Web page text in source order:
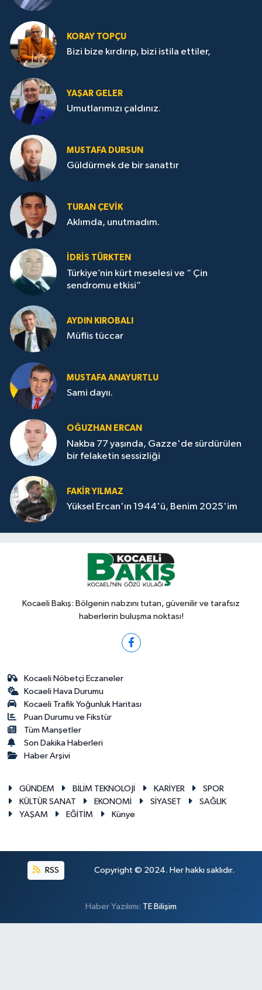
KORAY TOPÇU
Bizi bize kırdırıp, bizi istila ettiler,
YAŞAR GELER
Umutlarımızı çaldınız.
MUSTAFA DURSUN
Güldürmek de bir sanattır
TURAN ÇEVİK
Aklımda, unutmadım.
İDRİS TÜRKTEN
Türkiye’nin kürt meselesi ve “ Çin
sendromu etkisi”
AYDIN KIROBALI
Müflis tüccar
MUSTAFA ANAYURTLU
Sami dayıı.
OĞUZHAN ERCAN
Nakba 77 yaşında, Gazze'de sürdürülen
bir felaketin sessizliği
FAKİR YILMAZ
Yüksel Ercan'ın 1944'ü, Benim 2025'im
Kocaeli Bakış: Bölgenin nabzını tutan, güvenilir ve tarafsız
haberlerin buluşma noktası!
Kocaeli Nöbetçi Eczaneler
Kocaeli Hava Durumu
Kocaeli Trafik Yoğunluk Haritası
Puan Durumu ve Fikstür
Tüm Manşetler
Son Dakika Haberleri
Haber Arşivi
GÜNDEM BİLİM TEKNOLOJİ KARİYER
SPOR
KÜLTÜR SANAT
EKONOMİ SİYASET
SAĞLIK
YAŞAM
EĞİTİM Künye
RSS Copyright © 2024. Her hakkı saklıdır.
Haber Yazılımı: TE Bilişim